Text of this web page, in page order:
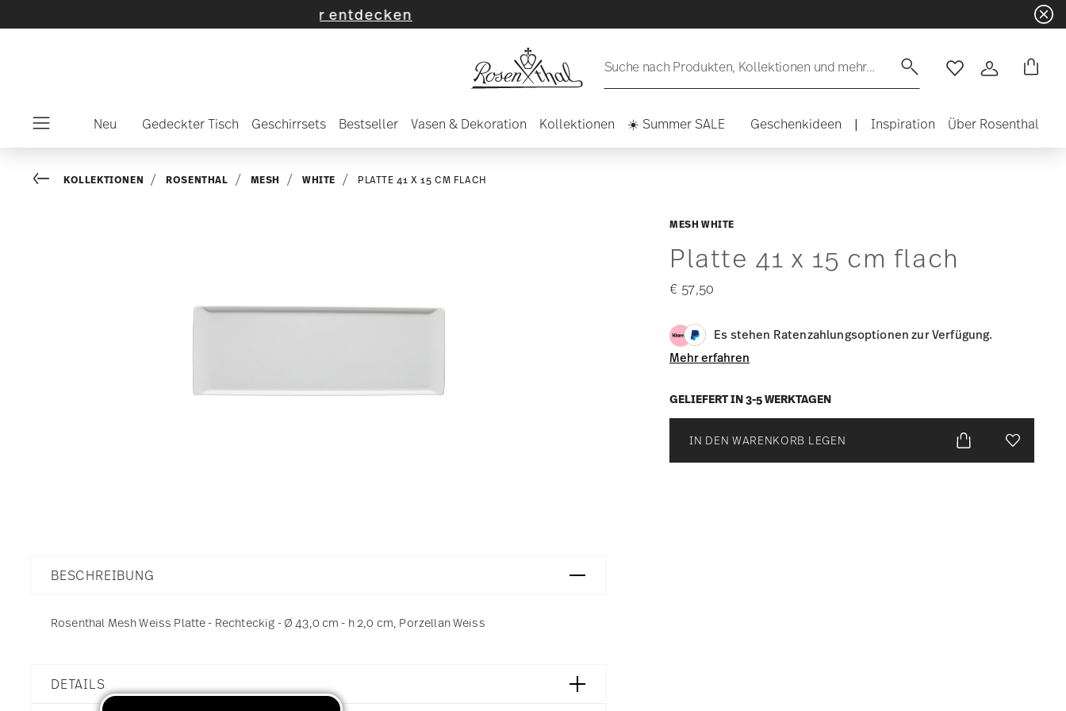
Mehr entdecken
Suche nach Produkten, Kollektionen und mehr... WishlistAnmelden
Neu Gedeckter Tisch Geschirrsets Bestseller Vasen & Dekoration Kollektionen ☀️ Summer SALE Geschenkideen | Inspiration Über Rosenthal
MESH WHITE
Platte 41 x 15 cm flach
€ 57,50
Es stehen Ratenzahlungsoptionen zur Verfügung.
Mehr erfahren
GELIEFERT IN 3-5 WERKTAGEN
IN DEN WARENKORB LEGEN Add To
Go backKOLLEKTIONEN ROSENTHAL MESH WHITE PLATTE 41 X 15 CM FLACH
BESCHREIBUNG
Rosenthal Mesh Weiss Platte - Rechteckig - Ø 43,0 cm - h 2,0 cm, Porzellan Weiss
DETAILS